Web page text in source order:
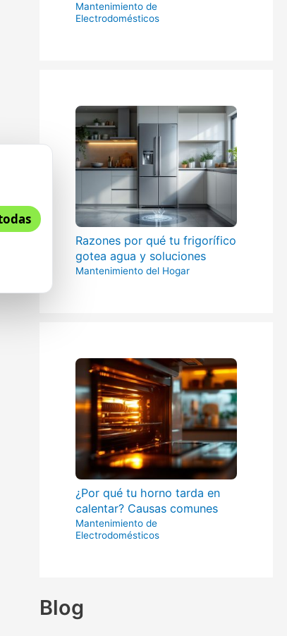
Mantenimiento de
Electrodomésticos
Razones por qué tu frigorífico
gotea agua y soluciones
Mantenimiento del Hogar
¿Por qué tu horno tarda en
calentar? Causas comunes
Mantenimiento de
Electrodomésticos
Blog